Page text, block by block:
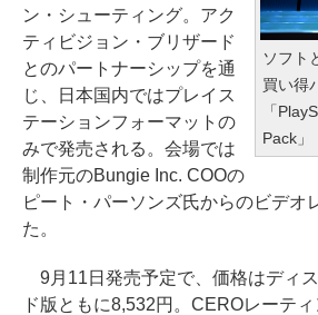
ソフト
買い得
「
Pack」
ン・シューティング。アク
ティビジョン・ブリザード
とのパートナーシップを通
じ、日本国内ではプレイス
テーションフォーマットの
みで発売される。会場では
制作元のBungie Inc. COOの
ピート・パーソンズ氏からのビデオ
た。
9月11日発売予定で、価格はディ
ド版ともに8,532円。CEROレーテ